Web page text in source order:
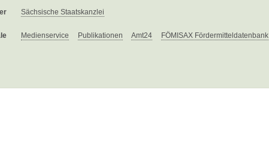
Sächsische Staatskanzlei
Medienservice Publikationen Amt24 FÖMISAX Fördermitteldatenbank